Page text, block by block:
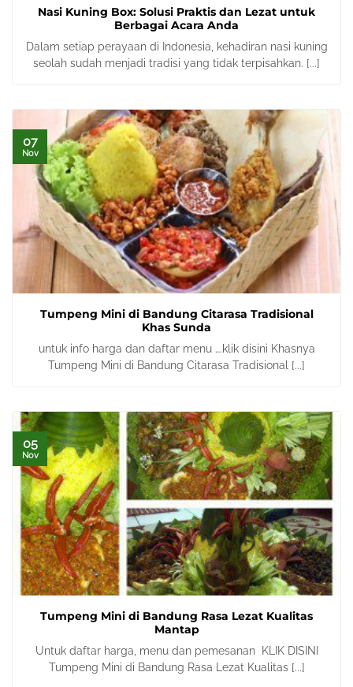
Nasi Kuning Box: Solusi Praktis dan Lezat untuk
Berbagai Acara Anda
Dalam setiap perayaan di Indonesia, kehadiran nasi kuning
seolah sudah menjadi tradisi yang tidak terpisahkan. [...]
Tumpeng Mini di Bandung Citarasa Tradisional
Khas Sunda
untuk info harga dan daftar menu ….klik disini Khasnya
Tumpeng Mini di Bandung Citarasa Tradisional [...]
07
Nov
Tumpeng Mini di Bandung Rasa Lezat Kualitas
Mantap
Untuk daftar harga, menu dan pemesanan KLIK DISINI
Tumpeng Mini di Bandung Rasa Lezat Kualitas [...]
05
Nov